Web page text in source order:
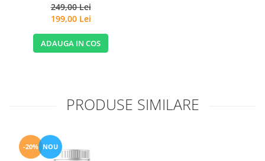
249,00 Lei
199,00 Lei
ADAUGA IN COS
PRODUSE SIMILARE
-20% NOU